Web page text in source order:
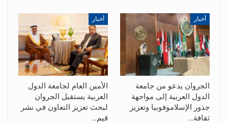
أخبار
الجروان يدعو من جامعة
الدول العربية إلى مواجهة
جذور الإسلاموفوبيا وتعزيز
ثقافة…
أخبار
الأمين العام لجامعة الدول
العربية يستقبل الجروان
لبحث تعزيز التعاون في نشر
قيم…